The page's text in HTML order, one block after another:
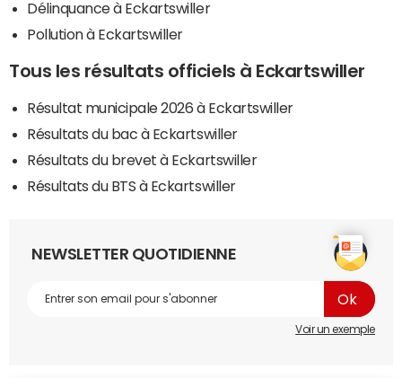
Délinquance à Eckartswiller
Pollution à Eckartswiller
Tous les résultats officiels à Eckartswiller
Résultat municipale 2026 à Eckartswiller
Résultats du bac à Eckartswiller
Résultats du brevet à Eckartswiller
Résultats du BTS à Eckartswiller
NEWSLETTER QUOTIDIENNE
Voir un exemple